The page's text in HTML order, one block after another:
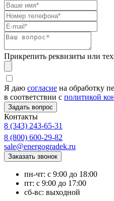
Прикрепить реквизиты или
Я даю согласие на обработку
в соответствии с политикой
Контакты
8 (343) 243-65-31
8 (800) 600-29-82
sale@energogradek.ru
пн-чт: с 9:00 до 18:00
пт: с 9:00 до 17:00
сб-вс: выходной